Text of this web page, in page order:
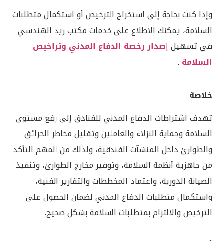
وإذا كنت بحاجة إلى استخراج الترخيص أو استكمال متطلبات
السلامة، يمكنك الاطلاع على خدمات مكتب ريد الهندسي
في تسهيلإصدار رخصة الدفاع المدني وتراخيص
السلامة .
خلاصة
تهدف اشتراطات الدفاع المدني للفنادق إلى رفع مستوى
السلامة وحماية النزلاء والعاملين وتقليل مخاطر الحرائق
والطوارئ داخل المنشآت الفندقية، ولذلك من المهم التأكد
من جاهزية أنظمة السلامة، وتوفير مخارج الطوارئ، وتنفيذ
الصيانة الدورية، واعتماد المخططات والتقارير الفنية،
واستكمال متطلبات الدفاع المدني لضمان الحصول على
الترخيص والالتزام بمتطلبات السلامة بشكل صحيح.